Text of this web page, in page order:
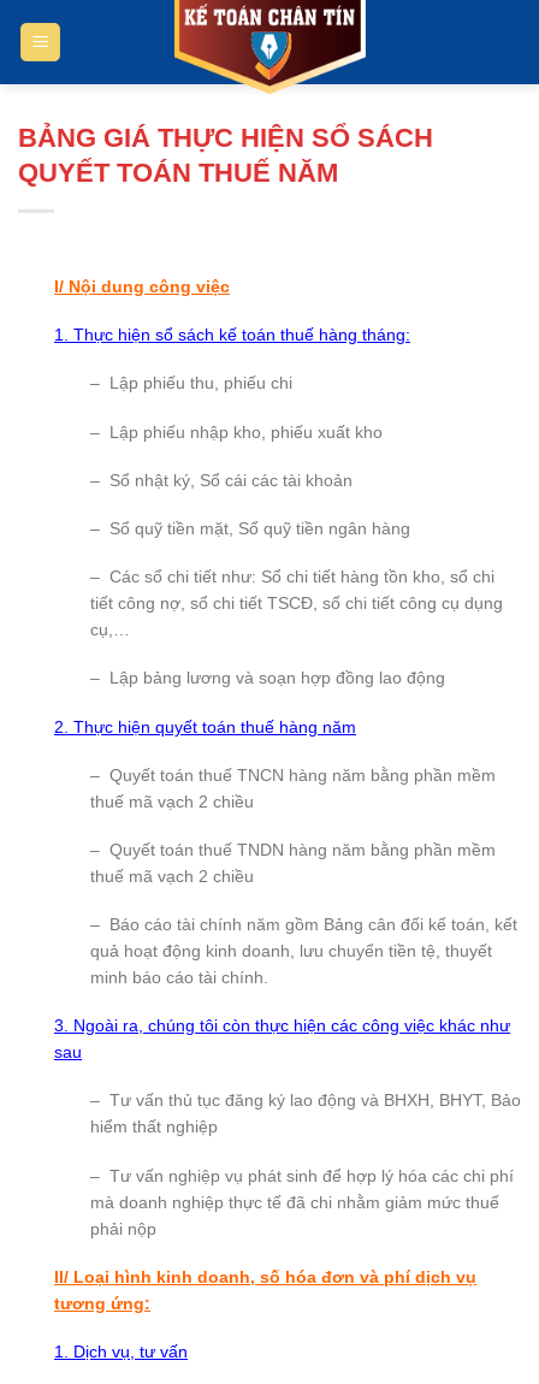
BẢNG GIÁ THỰC HIỆN SỔ SÁCH
QUYẾT TOÁN THUẾ NĂM
I/ Nội dung công việc
1. Thực hiện sổ sách kế toán thuế hàng tháng:
– Lập phiếu thu, phiếu chi
– Lập phiếu nhập kho, phiếu xuất kho
– Sổ nhật ký, Sổ cái các tài khoản
– Sổ quỹ tiền mặt, Sổ quỹ tiền ngân hàng
– Các sổ chi tiết như: Sổ chi tiết hàng tồn kho, sổ chi
tiết công nợ, sổ chi tiết TSCĐ, sổ chi tiết công cụ dụng
cụ,…
– Lập bảng lương và soạn hợp đồng lao động
2. Thực hiện quyết toán thuế hàng năm
– Quyết toán thuế TNCN hàng năm bằng phần mềm
thuế mã vạch 2 chiều
– Quyết toán thuế TNDN hàng năm bằng phần mềm
thuế mã vạch 2 chiều
– Báo cáo tài chính năm gồm Bảng cân đối kế toán, kết
quả hoạt động kinh doanh, lưu chuyển tiền tệ, thuyết
minh báo cáo tài chính.
3. Ngoài ra, chúng tôi còn thực hiện các công việc khác như
sau
– Tư vấn thủ tục đăng ký lao động và BHXH, BHYT, Bảo
hiểm thất nghiệp
– Tư vấn nghiệp vụ phát sinh để hợp lý hóa các chi phí
mà doanh nghiệp thực tế đã chi nhằm giảm mức thuế
phải nộp
II/ Loại hình kinh doanh, số hóa đơn và phí dịch vụ
tương ứng:
1. Dịch vụ, tư vấn